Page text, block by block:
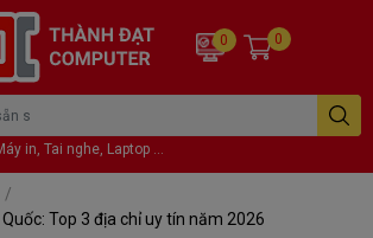
in, Tai nghe, Laptop ...
0 0
/
Top 3 địa chỉ uy tín năm 2026